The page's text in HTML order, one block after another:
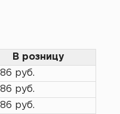
В розницу
руб.
руб.
руб.